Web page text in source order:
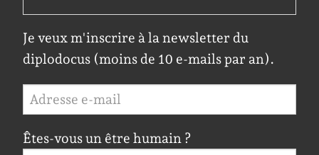
Je veux m'inscrire à la newsletter du
diplodocus (moins de 10 e-mails par an).
Êtes-vous un être humain ?